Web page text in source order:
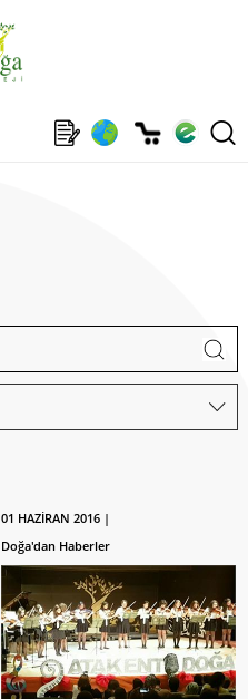
01 HAZİRAN 2016 |
Doğa'dan Haberler